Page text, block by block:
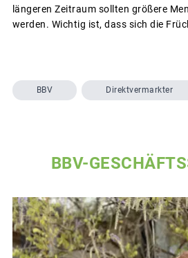
längeren Zeitraum sollten größere
werden. Wichtig ist, dass sich die
BBV Direktvermarkter
BBV-